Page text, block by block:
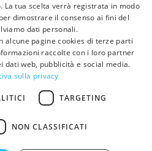
tua scelta verrà registrata in modo
dimostrare il consenso ai fini del
dati personali.
alcune pagine cookies di terze parti
raccolte con i loro partner
dati web, pubblicità e social media.
sulla privacy
TARGETING
NON CLASSIFICATI